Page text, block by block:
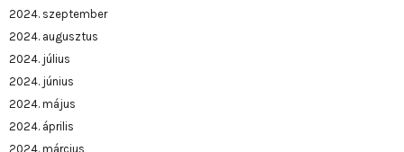
2024. szeptember
2024. augusztus
2024. július
2024. június
2024. május
2024. április
2024. március